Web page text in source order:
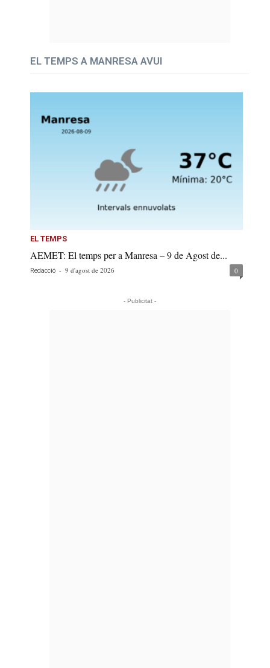
EL TEMPS A MANRESA AVUI
EL TEMPS
AEMET: El temps per a Manresa – 9 de Agost de...
Redacció - 9 d'agost de 2026 0
- Publicitat -